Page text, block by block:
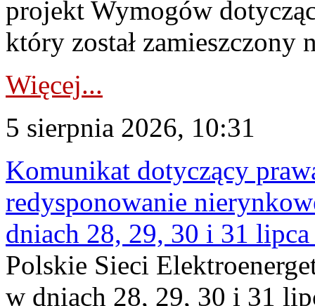
projekt Wymogów
który został zamieszczony
Więcej...
5 sierpnia 2026, 10:31
Komunikat dotyczący
redysponowanie
dniach 28, 29, 30 i 31
Polskie Sieci
w dniach 28, 29, 30 i 31